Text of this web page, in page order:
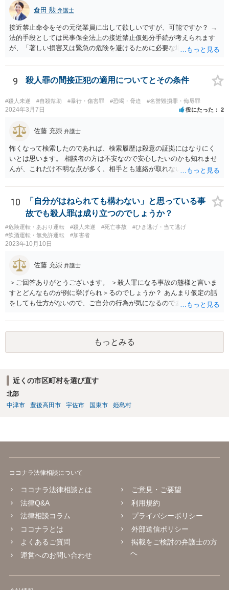
倉田 勲 弁護士
接近禁止命令をその元従業員に出して欲しいですが、可能ですか？ →
法的手段としては民事保全法上の接近禁止仮処分手続が考えられます
が、「著しい損害又は緊急の危険を避けるために必要な場合」（保全
のハードルは一般的に高いので、過去に支店に来て営業妨害を現にし
たことがあるなどの会社に著しい損害や緊急の危険が生じることを裏
付ける事情がなければ保全の必要性が認められる可能性は低いと思わ
れます。この場では一般的な回答しかできませんので、法務担当の方
とよくご相談ください。
9 殺人罪の間接正犯の適用についてとその条件
#殺人未遂 #自殺幇助 #暴行・傷害罪 #恐喝・脅迫 #名誉毀損罪・侮辱罪
2024年3月7日 役にたった 2
佐藤 充崇 弁護士
怖くなって検索したのであれば、検索履歴は殺意の証拠にはなりにく
いとは思います。 相談者の方は不安なので安心したいのかも知れませ
んが、これだけ不明な点が多く、相手とも連絡が取れないとなると、
しますが・・・ それでもどうしても気になるようなら、弁護士に予約
取って相談すべきです。 正直、今後こういうことをしないよう気を付
けて、あとは警察が来たり民事訴訟の訴状等が家に届いたらその時考
えるしかないように思います。
10
「自分がはねられても構わない」と思っている事
故でも殺人罪は成り立つのでしょうか？
#危険運転・あおり運転 #殺人未遂 #死亡事故
#ひき逃げ・当て逃げ
#飲酒運転・無免許運転
#加害者
2023年10月10日
佐藤 充崇 弁護士
＞ご回答ありがとうございます。 ＞殺人罪になる事故の態様と言いま
すとどんなものが例に挙げられ＞るのでしょうか？ あんまり仮定の話
をしても仕方がないので、ご自分の行為が気になるのであれば、何を
か、直接弁護士に相談に行くかしたほうがいいと思います。 殺人罪に
なりうる事故の態様だと、自転車が改造自転車か何かで時速１００キ
ロや１５０キロくらい出していれば殺人罪の実行行為性は認められる
と思いますので、殺人罪が成立しえますが・・・ 思いつく限りの例を
の危険な運転で誰か人が死んでも構わない」くらいで成立します。そ
して自分でそう思っていなくても、客観的に人が死んでもおかしくな
い危険行為を、危険だと知っていてやると故意は認められてしまう可
もっとみる
近くの市区町村を選び直す
北部
中津市
豊後高田市 宇佐市 国東市 姫島村
ココナラ法律相談について
ココナラ法律相談とは
法律Q&A
法律相談コラム
ココナラとは
よくあるご質問
運営へのお問い合わせ
ご意見・ご要望
利用規約
プライバシーポリシー
外部送信ポリシー
掲載をご検討の弁護士の方
へ